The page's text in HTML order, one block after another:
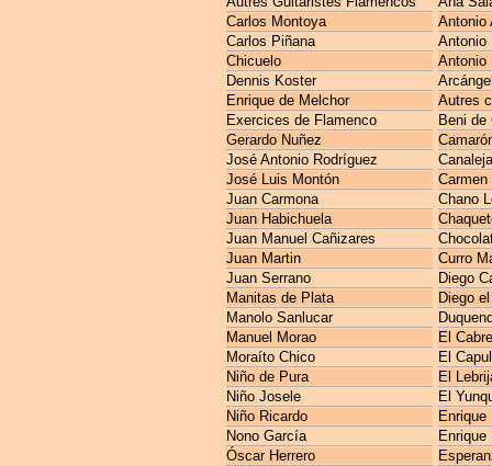
Carlos Montoya
Carlos Piñana
Chicuelo
Dennis Koster
Enrique de Melchor
Exercices de Flamenco
Gerardo Nuñez
José Antonio Rodríguez
José Luis Montón
Juan Carmona
Juan Habichuela
Juan Manuel Cañizares
Juan Martin
Juan Serrano
Manitas de Plata
Manolo Sanlucar
Manuel Morao
Moraíto Chico
Niño de Pura
Niño Josele
Niño Ricardo
Nono García
Óscar Herrero
Antonio
Antonio
Antonio
Autres
Beni de
Carmen
Chano
Curro
Diego
Diego
El
El
El
El
Enrique